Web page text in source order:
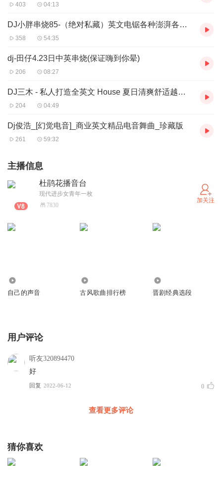
403 04:13
DJ小胖串烧85-（绝对私藏）英文电锯各种澎湃各种嗨！
358 54:35
dj-田仔4.23日中英串烧(保证嗨到你晕)
206 08:27
DJ三木 - 私人打造全英文 House 夏日清爽舒适越古旋律
204 04:49
Dj俊浩_[幻觉电音]_商业英文精品电音舞曲_珍藏版
261 59:32
主播信息
杜鹃花播音台
现代进步女青年一枚
7830
加关注
自己的声音 古风歌曲排行榜 晋剧经典选段
用户评论
听友320894470
好
回复 2022-06-12 0
查看更多评论
猜你喜欢